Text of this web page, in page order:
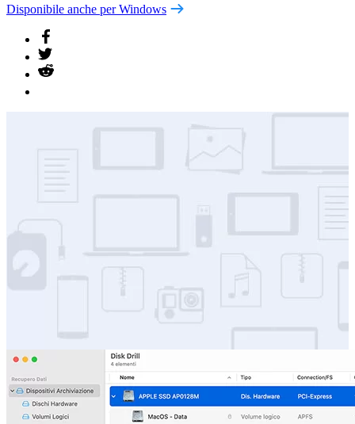
Disponibile anche per Windows